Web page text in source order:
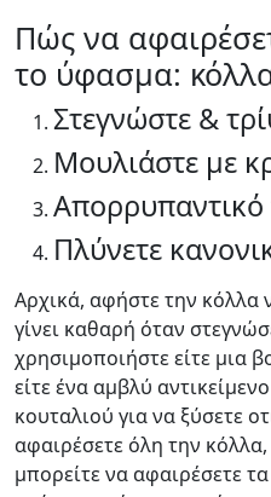
Πώς να
το ύφασμα:
Στεγνώστε &
Μουλιάστε με
Πλύνετε
Αρχικά, αφήστε την κόλλα
γίνει καθαρή όταν
χρησιμοποιήστε είτε μια
είτε ένα αμβλύ
κουταλιού για να ξύσετε
αφαιρέσετε όλη την
μπορείτε να αφαιρέσετε